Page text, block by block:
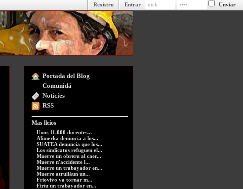
Entrar
Rexistru
Portada del Blog
Comunidá
Noticies
RSS
Mas lleíos
Unos 11.000 docentes...
Alimerka denuncia a los...
SUATEA denuncia que los...
Los sindicatos refuguen el...
Muerre un obreru al caer...
Muerre n'accidente l...
Muerre un trabayador en...
Muerre atrulláun un...
Friovivo va tornar m...
Firíu un trabayador en...